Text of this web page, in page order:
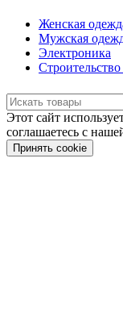
Женская
Мужская
Электроника
Этот сайт
соглашаетесь с
Принять cookie